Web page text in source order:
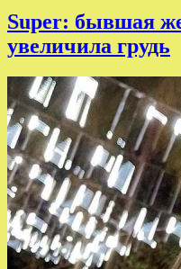
Super: бывшая
увеличила грудь